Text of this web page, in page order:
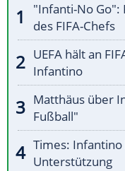
"Infanti-No Go":
des FIFA-Chefs
UEFA hält an
Infantino
Matthäus über
Fußball"
Times:
Unterstützung